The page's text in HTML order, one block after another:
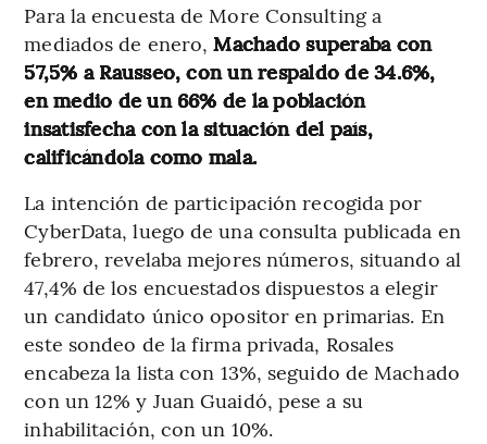
Para la encuesta de More Consulting a
mediados de enero, Machado superaba con
57,5% a Rausseo, con un respaldo de 34.6%,
en medio de un 66% de la población
insatisfecha con la situación del país,
calificándola como mala.
La intención de participación recogida por
CyberData, luego de una consulta publicada en
febrero, revelaba mejores números, situando al
47,4% de los encuestados dispuestos a elegir
un candidato único opositor en primarias. En
este sondeo de la firma privada, Rosales
encabeza la lista con 13%, seguido de Machado
con un 12% y Juan Guaidó, pese a su
inhabilitación, con un 10%.